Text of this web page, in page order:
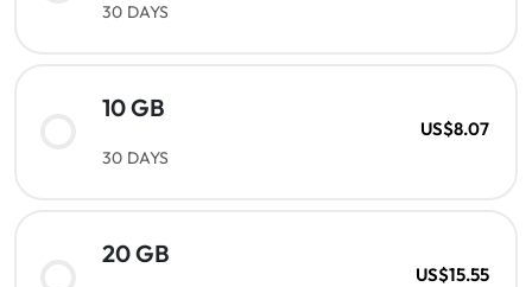
30 DAYS
10 GB
30 DAYS
US$8.07
20 GB
US$15.55